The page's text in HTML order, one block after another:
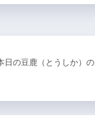
日の豆鹿（とうしか）の